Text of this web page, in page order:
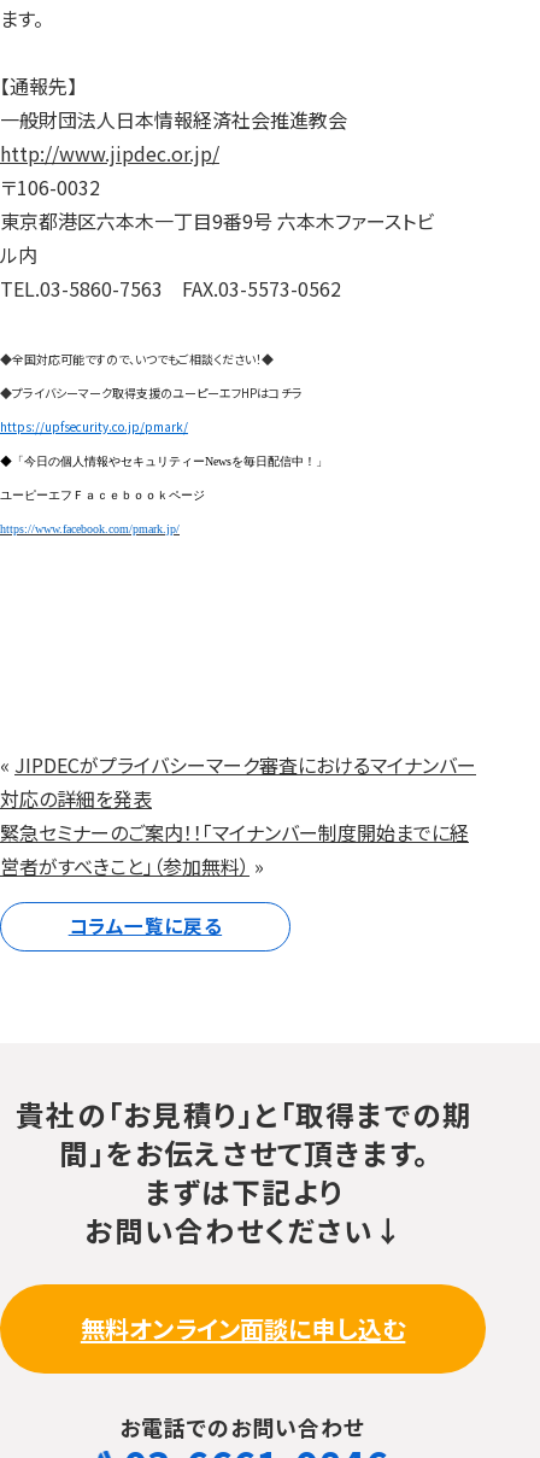
ます。
【通報先】
一般財団法人日本情報経済社会推進教会
http://www.jipdec.or.jp/
〒106-0032
東京都港区六本木一丁目9番9号 六本木ファーストビ
ル内
TEL.03-5860-7563 FAX.03-5573-0562
◆全国対応可能ですので、いつでもご相談ください！◆
◆プライバシーマーク取得支援のユーピーエフHPはコチラ
https://upfsecurity.co.jp/pmark/
◆「今日の個人情報やセキュリティーNewsを毎日配信中！」
ユーピーエフＦａｃｅｂｏｏｋページ
https://www.facebook.com/pmark.jp/
« JIPDECがプライバシーマーク審査におけるマイナンバー
対応の詳細を発表
緊急セミナーのご案内！！「マイナンバー制度開始までに経
営者がすべきこと」（参加無料） »
コラム一覧に戻る
貴社の「お見積り」と「取得までの期
間」をお伝えさせて頂きます。
まずは下記より
お問い合わせください↓
無料オンライン面談に申し込む
お電話でのお問い合わせ